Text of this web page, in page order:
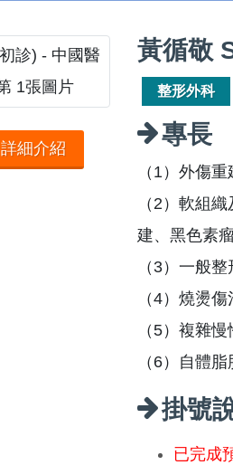
詳細介紹
黃循敬
整形外科
專長
（1）外傷
（2）軟組
建、黑色素
（3）一般
（4）燒燙
（5）複雜
（6）自體
掛號
已完成